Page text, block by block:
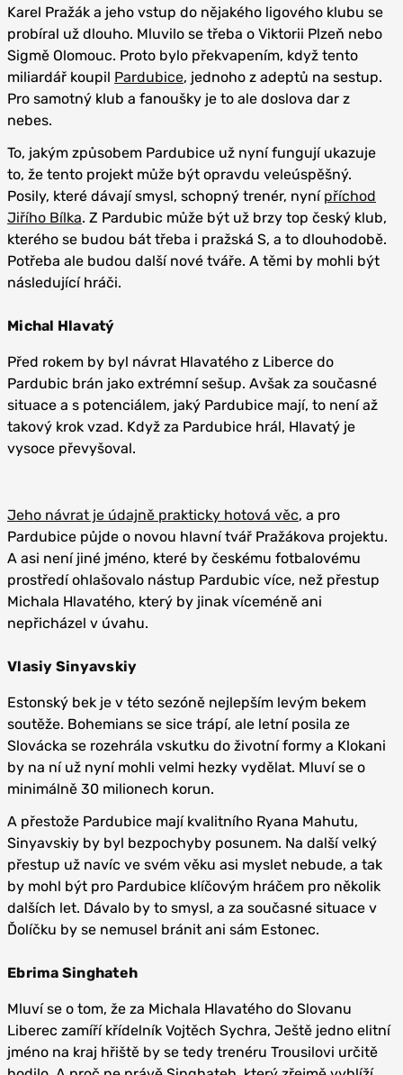
Karel Pražák a jeho vstup do nějakého ligového klubu se
probíral už dlouho. Mluvilo se třeba o Viktorii Plzeň nebo
Sigmě Olomouc. Proto bylo překvapením, když tento
miliardář koupil Pardubice, jednoho z adeptů na sestup.
Pro samotný klub a fanoušky je to ale doslova dar z
nebes.
To, jakým způsobem Pardubice už nyní fungují ukazuje
to, že tento projekt může být opravdu veleúspěšný.
Posily, které dávají smysl, schopný trenér, nyní příchod
Jiřího Bílka. Z Pardubic může být už brzy top český klub,
kterého se budou bát třeba i pražská S, a to dlouhodobě.
Potřeba ale budou další nové tváře. A těmi by mohli být
následující hráči.
Michal Hlavatý
Před rokem by byl návrat Hlavatého z Liberce do
Pardubic brán jako extrémní sešup. Avšak za současné
situace a s potenciálem, jaký Pardubice mají, to není až
takový krok vzad. Když za Pardubice hrál, Hlavatý je
vysoce převyšoval.
Jeho návrat je údajně prakticky hotová věc, a pro
Pardubice půjde o novou hlavní tvář Pražákova projektu.
A asi není jiné jméno, které by českému fotbalovému
prostředí ohlašovalo nástup Pardubic více, než přestup
Michala Hlavatého, který by jinak víceméně ani
nepřicházel v úvahu.
Vlasiy Sinyavskiy
Estonský bek je v této sezóně nejlepším levým bekem
soutěže. Bohemians se sice trápí, ale letní posila ze
Slovácka se rozehrála vskutku do životní formy a Klokani
by na ní už nyní mohli velmi hezky vydělat. Mluví se o
minimálně 30 milionech korun.
A přestože Pardubice mají kvalitního Ryana Mahutu,
Sinyavskiy by byl bezpochyby posunem. Na další velký
přestup už navíc ve svém věku asi myslet nebude, a tak
by mohl být pro Pardubice klíčovým hráčem pro několik
dalších let. Dávalo by to smysl, a za současné situace v
Ďolíčku by se nemusel bránit ani sám Estonec.
Ebrima Singhateh
Mluví se o tom, že za Michala Hlavatého do Slovanu
Liberec zamíří křídelník Vojtěch Sychra, Ještě jedno elitní
jméno na kraj hřiště by se tedy trenéru Trousilovi určitě